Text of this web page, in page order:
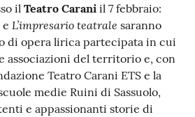
il Teatro Carani il 7 febbraio:
e L’impresario teatrale saranno
di opera lirica partecipata in cui
associazioni del territorio e, con
Teatro Carani ETS e la
medie Ruini di Sassuolo,
e appassionanti storie di